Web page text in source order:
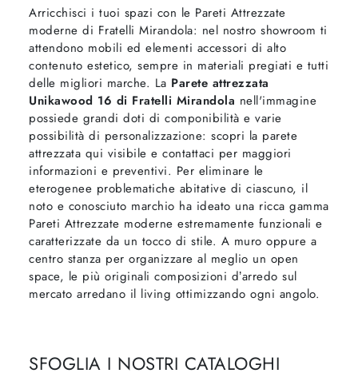
Arricchisci i tuoi spazi con le Pareti Attrezzate
moderne di Fratelli Mirandola: nel nostro showroom ti
attendono mobili ed elementi accessori di alto
contenuto estetico, sempre in materiali pregiati e tutti
delle migliori marche. La Parete attrezzata
Unikawood 16 di Fratelli Mirandola nell'immagine
possiede grandi doti di componibilità e varie
possibilità di personalizzazione: scopri la parete
attrezzata qui visibile e contattaci per maggiori
informazioni e preventivi. Per eliminare le
eterogenee problematiche abitative di ciascuno, il
noto e conosciuto marchio ha ideato una ricca gamma
Pareti Attrezzate moderne estremamente funzionali e
caratterizzate da un tocco di stile. A muro oppure a
centro stanza per organizzare al meglio un open
space, le più originali composizioni d’arredo sul
mercato arredano il living ottimizzando ogni angolo.
SFOGLIA I NOSTRI CATALOGHI